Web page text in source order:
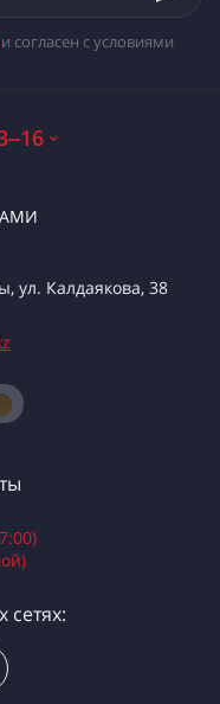
и согласен с условиями
ул. Калдаякова, 38